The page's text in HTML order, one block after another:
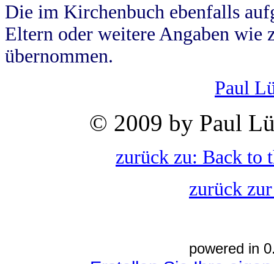
Die im Kirchenbuch ebenfalls
Eltern oder weitere Angaben wie
übernommen.
Paul
© 2009 by Paul
zurück zu: Back to
zurück
powered in